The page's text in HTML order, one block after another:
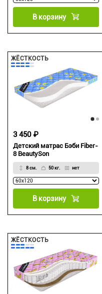
В корзину
ЖЁСТКОСТЬ
Детский матрас Бэби Fiber-
8 BeautySon
8 см. 50 кг. нет
3 450 ₽
В корзину
ЖЁСТКОСТЬ